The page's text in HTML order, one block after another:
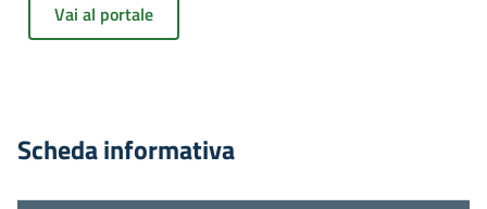
Vai al portale
Scheda informativa